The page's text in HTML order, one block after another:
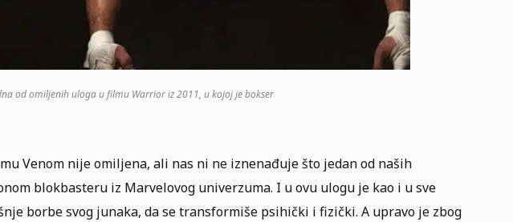
od omiljenih uloga u filmu Warrior iz 2011, u kojoj je bokser
Venom nije omiljena, ali nas ni ne iznenađuje što jedan od naših
blokbasteru iz Marvelovog univerzuma. I u ovu ulogu je kao i u sve
borbe svog junaka, da se transformiše psihički i fizički. A upravo je zbog